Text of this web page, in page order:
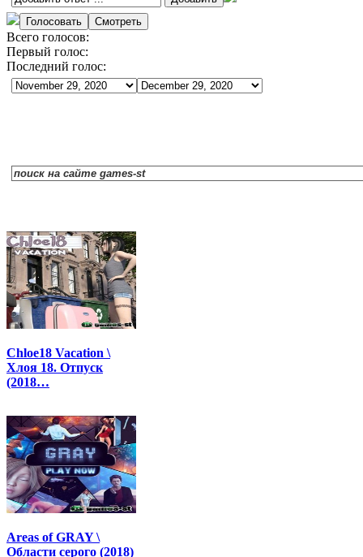
Всего голосов:
Первый голос:
Последний голос:
Chloe18 Vacation \
Хлоя 18. Отпуск
(2018…
Areas of GRAY \
Области серого (2018)